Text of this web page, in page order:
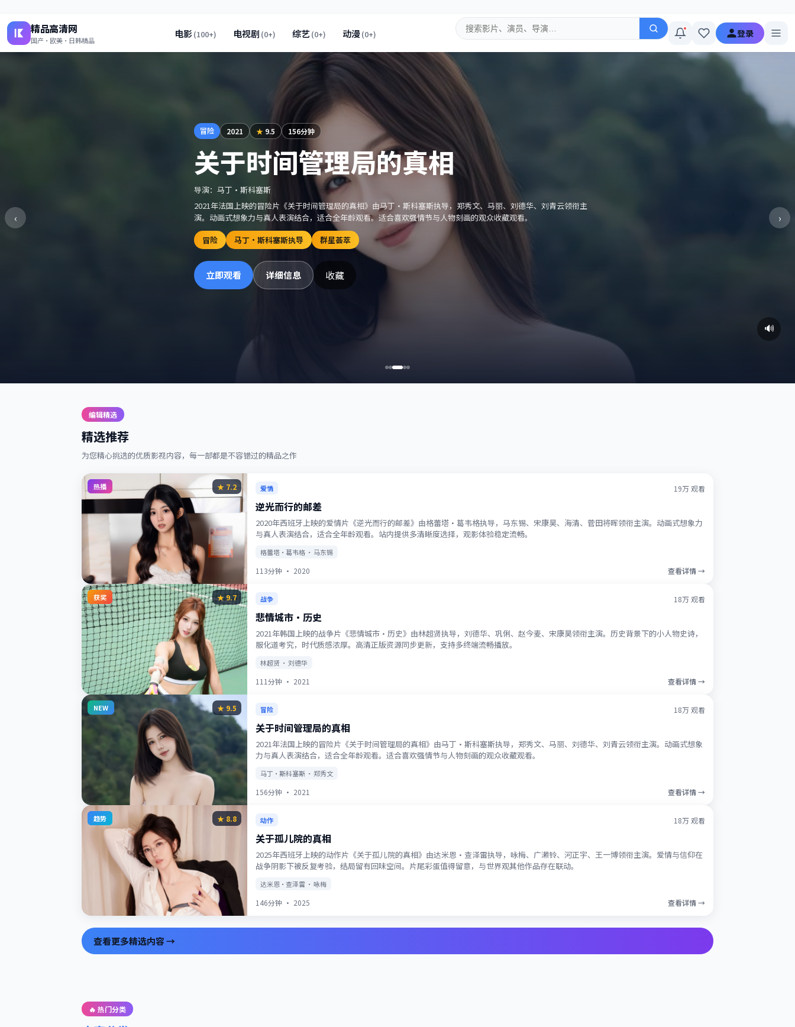
精品高清网
国产·欧美·日韩精品
电影(100+) 电视剧 (0+) 综艺(0+) 动漫 (0+) 登录
‹ ›
冒险 2021 ★ 9.5 156分钟
关于时间管理局的真相
导演： 马丁·斯科塞斯
2021年法国上映的冒险片《关于时间管理局的真相》由马丁·斯科塞斯执导，郑秀文、马丽、刘德华、刘青云领衔主
演。动画式想象力与真人表演结合，适合全年龄观看。适合喜欢强情节与人物刻画的观众收藏观看。
冒险
马丁·斯科塞斯执导 群星荟萃
立即观看 详细信息 收藏
🔊
编辑精选
精选推荐
为您精心挑选的优质影视内容，每一部都是不容错过的精品之作
热播 ★ 7.2 爱情 19万观看
逆光而行的邮差
2020年西班牙上映的爱情片《逆光而行的邮差》由格蕾塔·葛韦格执导，马东锡、宋康昊、海清、菅田将晖领衔主演。动画式想象力
与真人表演结合，适合全年龄观看。站内提供多清晰度选择，观影体验稳定流畅。
格蕾塔·葛韦格 · 马东锡
113分钟 · 2020 查看详情 →
获奖 ★ 9.7 战争 18万观看
悲情城市·历史
2021年韩国上映的战争片《悲情城市·历史》由林超贤执导，刘德华、巩俐、赵今麦、宋康昊领衔主演。历史背景下的小人物史诗，
服化道考究，时代质感浓厚。高清正版资源同步更新，支持多终端流畅播放。
林超贤 · 刘德华
111分钟 · 2021 查看详情 →
NEW ★ 9.5 冒险 18万观看
关于时间管理局的真相
2021年法国上映的冒险片《关于时间管理局的真相》由马丁·斯科塞斯执导，郑秀文、马丽、刘德华、刘青云领衔主演。动画式想象
力与真人表演结合，适合全年龄观看。适合喜欢强情节与人物刻画的观众收藏观看。
马丁·斯科塞斯 · 郑秀文
156分钟 · 2021 查看详情 →
趋势 ★ 8.8 动作 18万观看
关于孤儿院的真相
2025年西班牙上映的动作片《关于孤儿院的真相》由达米恩·查泽雷执导，咏梅、广濑铃、河正宇、王一博领衔主演。爱情与信仰在
战争阴影下被反复考验，结局留有回味空间。片尾彩蛋值得留意，与世界观其他作品存在联动。
达米恩·查泽雷 · 咏梅
146分钟 · 2025 查看详情 →
查看更多精选内容 →
🔥 热门分类